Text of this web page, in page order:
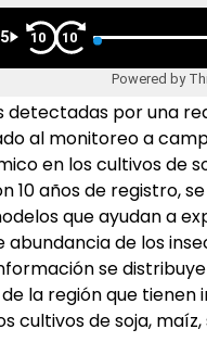
10 10
Powered by
detectadas por una
al monitoreo a
en los cultivos de
10 años de registro, se
que ayudan a
abundancia de los
se
la región que tienen
cultivos de soja,